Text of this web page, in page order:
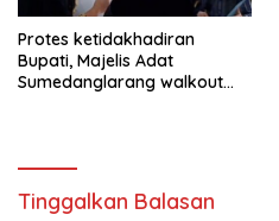
Protes ketidakhadiran
Bupati, Majelis Adat
Sumedanglarang walkout
Tinggalkan Balasan